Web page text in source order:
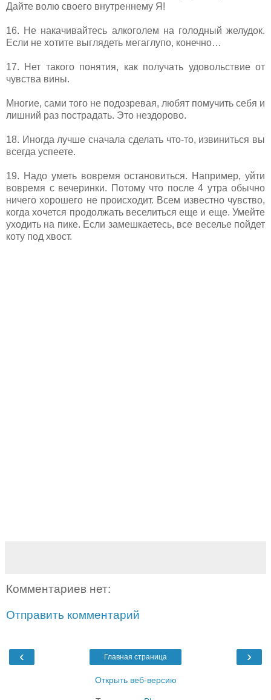
Дайте волю своего внутреннему Я!
16. Не накачивайтесь алкоголем на голодный желудок.
Если не хотите выглядеть мегаглупо, конечно…
17. Нет такого понятия, как получать удовольствие от
чувства вины.
Многие, сами того не подозревая, любят помучить себя и
лишний раз пострадать. Это нездорово.
18. Иногда лучше сначала сделать что-то, извиниться вы
всегда успеете.
19. Надо уметь вовремя остановиться. Например, уйти
вовремя с вечеринки. Потому что после 4 утра обычно
ничего хорошего не происходит. Всем известно чувство,
когда хочется продолжать веселиться еще и еще. Умейте
уходить на пике. Если замешкаетесь, все веселье пойдет
коту под хвост.
Комментариев нет:
Отправить комментарий
‹ ›
Главная страница
Открыть веб-версию